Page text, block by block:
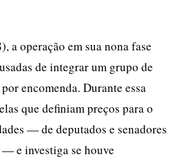
a operação em sua nona fase
de integrar um grupo de
encomenda. Durante essa
que definiam preços para o
— de deputados e senadores
e investiga se houve